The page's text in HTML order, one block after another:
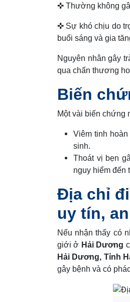
✜ Thường không
✜ Sự khó chịu do
buổi sáng và gia
Nguyên nhân gây
qua chấn thương
Biến
Một vài biến chứng
Viêm tinh
sinh.
Thoát vị bẹn
nguy hiểm đến
Địa chỉ
uy tín,
Nếu nhận thấy có
giới ở Hải Dương
Hải Dương, Tỉnh
gây bệnh và có